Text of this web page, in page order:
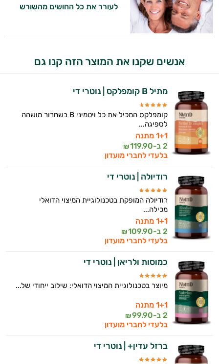
לעורר את כל החושים מהשורש
אנשים שקנו את המוצר הזה קנו גם
מתיל B קומפלקס | נוטרי די
קומפלקס המכיל את כל ויטמיני B בשחרור מושהה
לספיגה...
1+1 מתנה
2 ב-
119.90
₪
בלעדי לחברי מועדון
רודיולה | נוטרי די
רודיולה המופקת בטכנולוגיית המיצוי הדואלי
מכילה...
1+1 מתנה
2 ב-
109.90
₪
בלעדי לחברי מועדון
כמוסות ולריאן | נוטרי די
מיוצר בטכנולוגיית המיצוי הדואלי: שילוב ייחודי של...
1+1 מתנה
2 ב-
99.90
₪
בלעדי לחברי מועדון
ברזל עדין+ | נוטרי די
ותזונת הספורט.
אני כאן כדי לעזור לך להתאים את תוספי
התזונה ומוצרי הבריאות המדויקים למטרות
עובדים יחד כדי למקסם תוצאות גם בחיי היום
יום וגם בתחום הכושר והספורט.
המטרה שלי היא להתאים עבורך המלצות
אישיות מבוססות מדעית.
זה הזמן להתחיל. איך אוכל לעזור?